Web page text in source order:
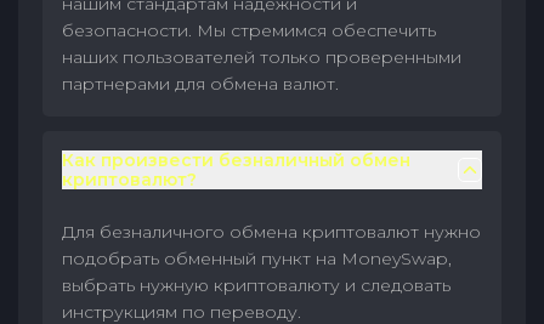
безопасности. Мы стремимся обеспечить
наших пользователей только проверенными
партнерами для обмена валют.
Как произвести безналичный обмен
криптовалют?
Для безналичного обмена криптовалют нужно
подобрать обменный пункт на MoneySwap,
выбрать нужную криптовалюту и следовать
инструкциям по переводу.